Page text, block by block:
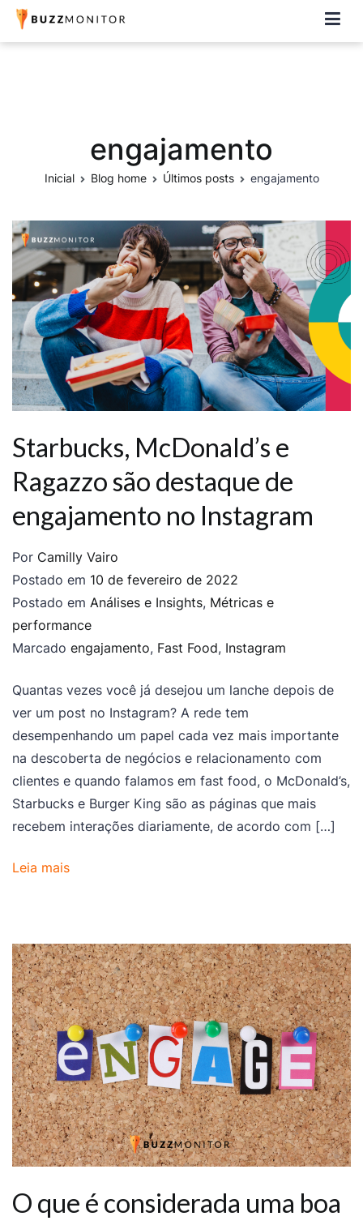
Buzzmonitor
A plataforma mais completa e flexível para social media e CRM
engajamento
Inicial Blog home Últimos posts engajamento
Starbucks, McDonald’s e
Ragazzo são destaque de
engajamento no Instagram
Por Camilly Vairo
Postado em 10 de fevereiro de 2022
Postado em Análises e Insights, Métricas e
performance
Marcado engajamento, Fast Food, Instagram
Quantas vezes você já desejou um lanche depois de
ver um post no Instagram? A rede tem
desempenhando um papel cada vez mais importante
na descoberta de negócios e relacionamento com
clientes e quando falamos em fast food, o McDonald’s,
Starbucks e Burger King são as páginas que mais
recebem interações diariamente, de acordo com […]
Leia mais
O que é considerada uma boa